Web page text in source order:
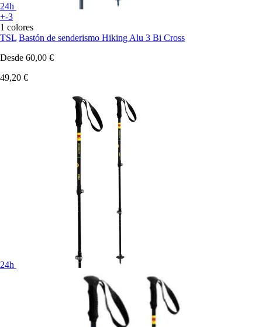
24h
+-3
1 colores
TSL Bastón de senderismo Hiking Alu 3 Bi Cross
Desde 60,00 €
49,20 €
24h